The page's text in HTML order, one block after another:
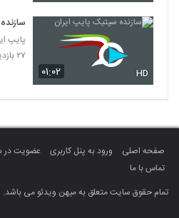
۰۱:۰۲ HD
پایپ
۲۷ بازدید
صفحه اصلی ورود به پنل کاربری عضویت در
تماس با ما
تمام حقوق سایت متعلق به میهن ویدئو می باشد.